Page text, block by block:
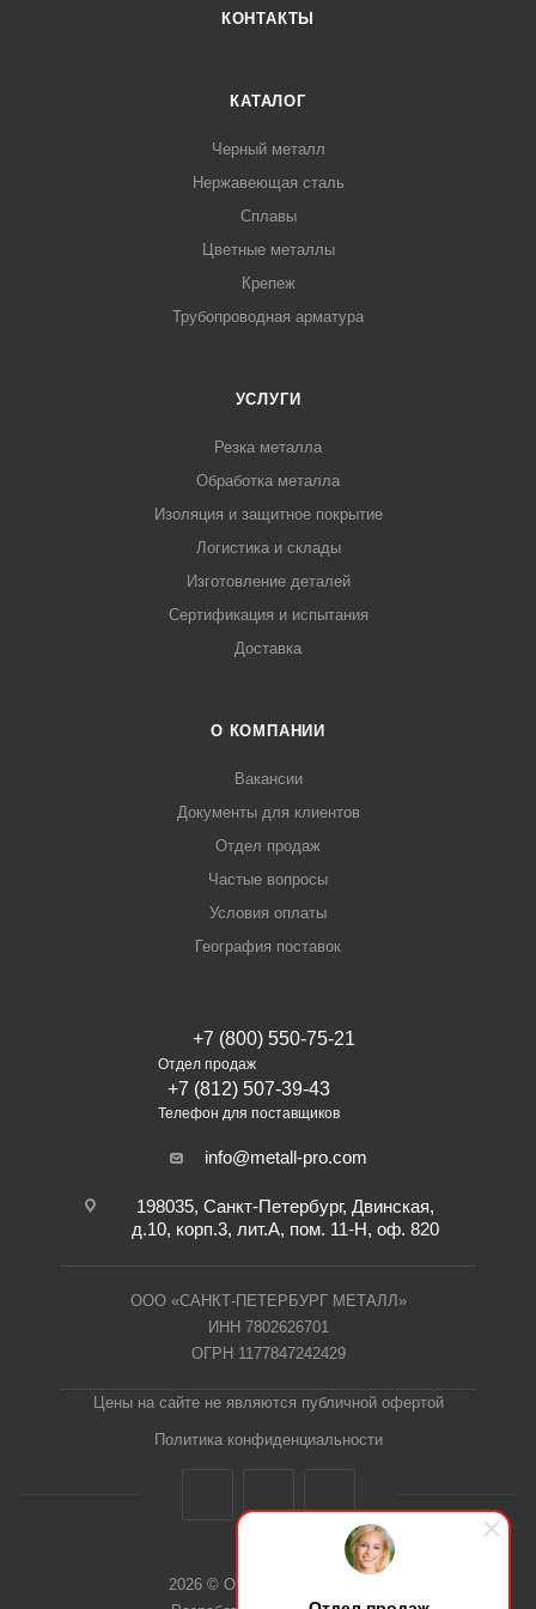
КОНТАКТЫ
КАТАЛОГ
Черный металл
Нержавеющая сталь
Сплавы
Цветные металлы
Крепеж
Трубопроводная арматура
УСЛУГИ
Резка металла
Обработка металла
Изоляция и защитное покрытие
Логистика и склады
Изготовление деталей
Сертификация и испытания
Доставка
О КОМПАНИИ
Вакансии
Документы для клиентов
Отдел продаж
Частые вопросы
Условия оплаты
География поставок
+7 (800) 550-75-21
Отдел продаж
+7 (812) 507-39-43
Телефон для поставщиков
info@metall-pro.com
198035, Санкт-Петербург, Двинская,
д.10, корп.3, лит.А, пом. 11-Н, оф. 820
ООО «САНКТ-ПЕТЕРБУРГ МЕТАЛЛ»
ИНН 7802626701
ОГРН 1177847242429
Цены на сайте не являются публичной офертой
Политика конфиденциальности
2026 © ООО "СПб Металл"